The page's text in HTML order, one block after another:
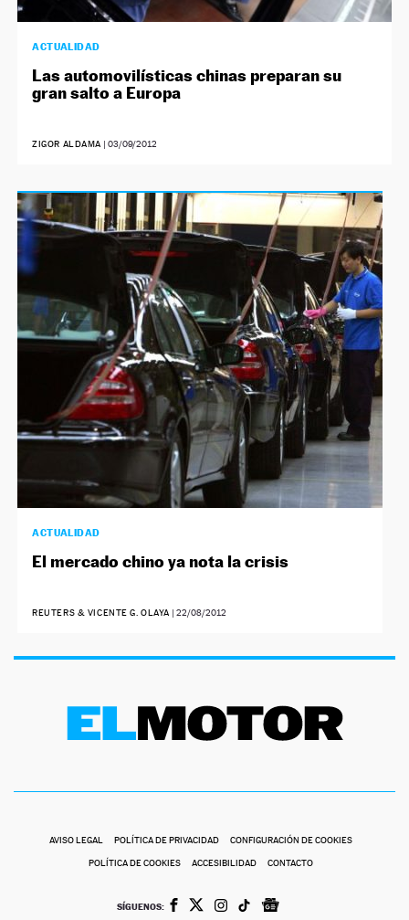
ACTUALIDAD
Las automovilísticas chinas preparan su
gran salto a Europa
ZIGOR ALDAMA |03/09/2012
ACTUALIDAD
El mercado chino ya nota la crisis
REUTERS & VICENTE G. OLAYA | 22/08/2012
AVISO LEGAL POLÍTICA DE PRIVACIDAD CONFIGURACIÓN DE COOKIES
POLÍTICA DE COOKIES ACCESIBILIDAD CONTACTO
SÍGUENOS: